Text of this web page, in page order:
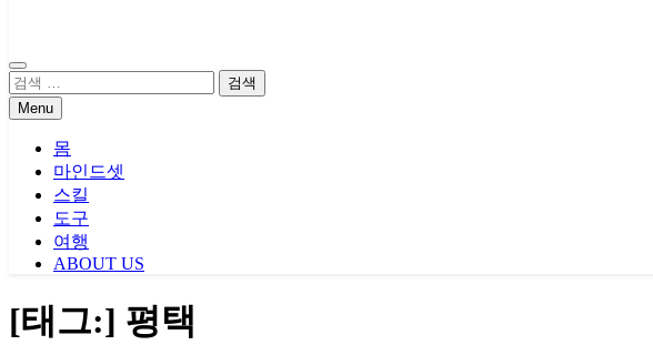
검
색:Menu
몸
마인드셋
스킬
도구
여행
ABOUT US
[태그:] 평택